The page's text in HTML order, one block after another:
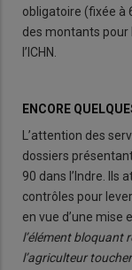
obligatoire (fixée à
des montants pour
l’ICHN.
ENCORE
L’attention des
dossiers
90 dans l’Indre. Ils
contrôles pour
en vue d’une mise
l’élément bloquant
l’agriculteur